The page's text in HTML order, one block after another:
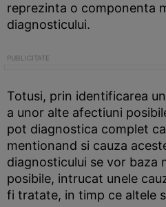
reprezinta o componenta
diagnosticului.
Totusi, prin identificarea
a unor alte afectiuni
pot diagnostica complet
mentionand si cauza
diagnosticului se vor baza
posibile, intrucat unele
fi tratate, in timp ce altele